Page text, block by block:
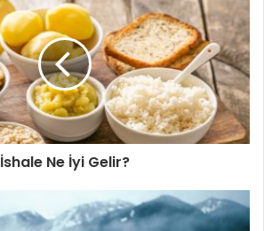
İshale Ne İyi Gelir?